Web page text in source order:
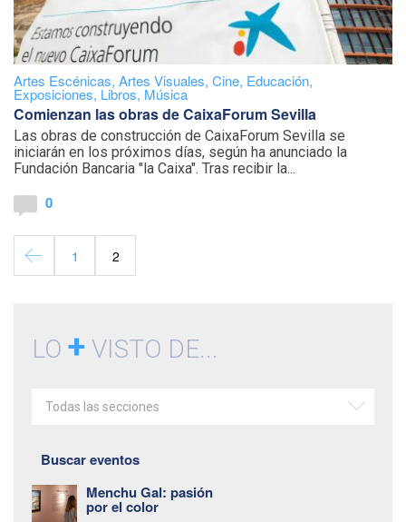
Artes Escénicas, Artes Visuales, Cine, Educación,
Exposiciones, Libros, Música
Comienzan las obras de CaixaForum Sevilla
Las obras de construcción de CaixaForum Sevilla se
iniciarán en los próximos días, según ha anunciado la
Fundación Bancaria "la Caixa". Tras recibir la...
0
1 2
LO + VISTO DE...
Todas las secciones
Buscar eventos
Menchu Gal: pasión
por el color